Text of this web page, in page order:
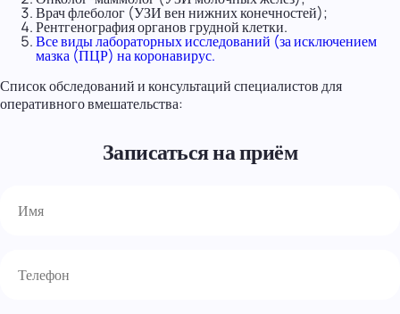
Врач флеболог (УЗИ вен нижних конечностей);
Рентгенография органов грудной клетки.
Все виды лабораторных исследований (за исключением
мазка (ПЦР) на коронавирус.
Список обследований и консультаций специалистов для
оперативного вмешательства:
Записаться на приём